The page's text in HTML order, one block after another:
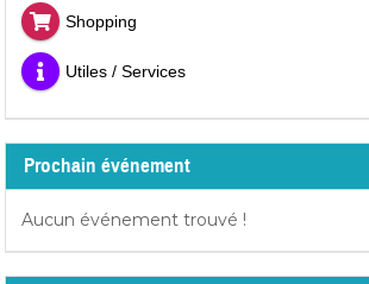
Shopping
Utiles / Services
Prochain événement
Aucun événement trouvé !